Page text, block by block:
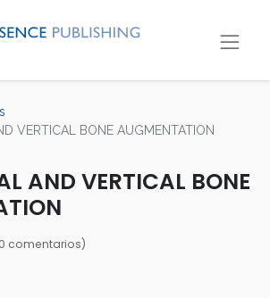
VERTICAL BONE AUGMENTATION
AND VERTICAL BONE
comentarios)